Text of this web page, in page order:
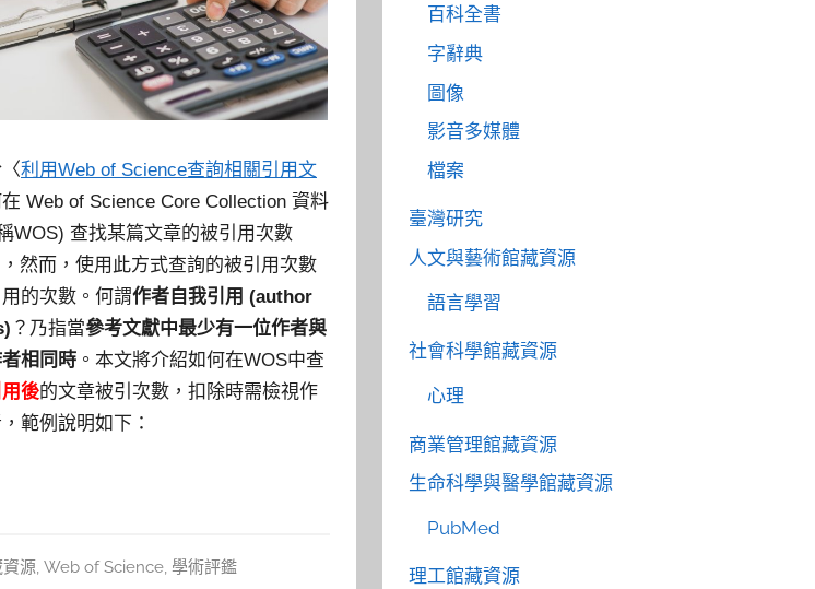
利用Web of Science查詢相關引用文
Web of Science Core Collection 資料
WOS) 查找某篇文章的被引用次數
然而，使用此方式查詢的被引用次數
的次數。何謂作者自我引用 (author
？乃指當參考文獻中最少有一位作者與
相同時 。本文將介紹如何在WOS中查
後的文章被引次數，扣除時需檢視作
範例說明如下：
源, Web of Science, 學術評鑑
百科全書
字辭典
圖像
影音多媒體
檔案
臺灣研究
人文與藝術館藏資源
語言學習
社會科學館藏資源
心理
商業管理館藏資源
生命科學與醫學館藏資源
PubMed
理工館藏資源